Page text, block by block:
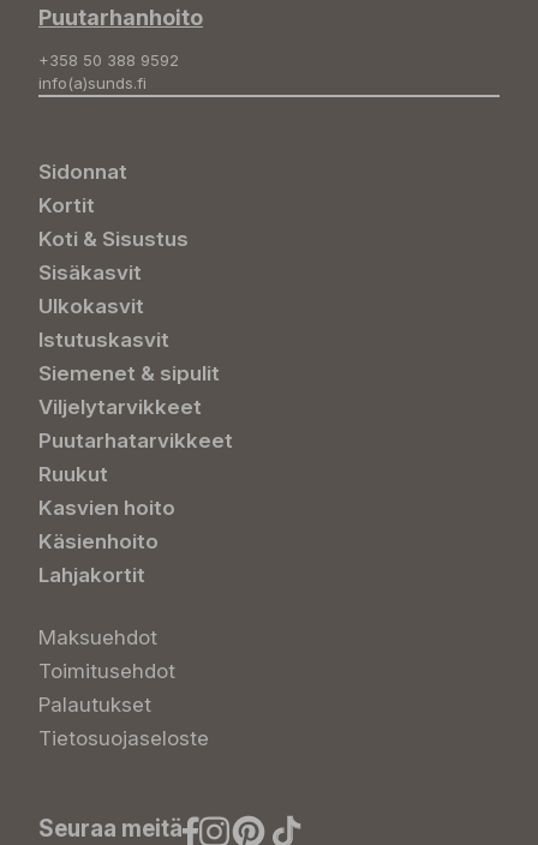
Puutarhanhoito
+358 50 388 9592
info(a)sunds.fi
Sidonnat
Kortit
Koti & Sisustus
Sisäkasvit
Ulkokasvit
Istutuskasvit
Siemenet & sipulit
Viljelytarvikkeet
Puutarhatarvikkeet
Ruukut
Kasvien hoito
Käsienhoito
Lahjakortit
Maksuehdot
Toimitusehdot
Palautukset
Tietosuojaseloste
Seuraa meitä